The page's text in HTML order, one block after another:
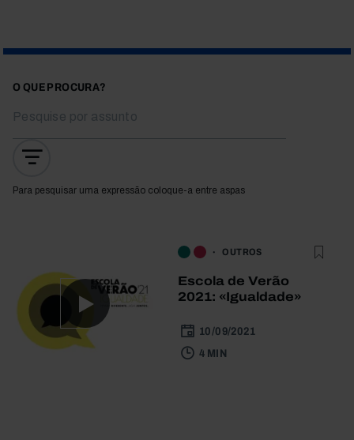
O QUE PROCURA?
Para pesquisar uma expressão coloque-a entre aspas
OUTROS
Escola de Verão
2021: «Igualdade»
10/09/2021
4 MIN